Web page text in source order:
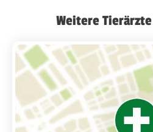
Weitere